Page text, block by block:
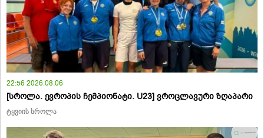
22:56 2026.08.06
[სროლა. ევროპის ჩემპიონატი. U23] ვროცლავური ზღაპარი
ტყვიის სროლა